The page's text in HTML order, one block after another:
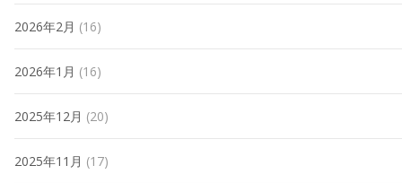
2026年2月 (16)
2026年1月 (16)
2025年12月 (20)
2025年11月 (17)